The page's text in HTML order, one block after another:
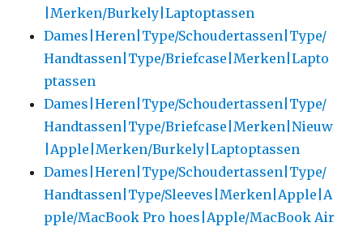
|Merken/Burkely|Laptoptassen
Dames|Heren|Type/Schoudertassen|Type/
Handtassen|Type/Briefcase|Merken|Lapto
ptassen
Dames|Heren|Type/Schoudertassen|Type/
Handtassen|Type/Briefcase|Merken|Nieuw
|Apple|Merken/Burkely|Laptoptassen
Dames|Heren|Type/Schoudertassen|Type/
Handtassen|Type/Sleeves|Merken|Apple|A
pple/MacBook Pro hoes|Apple/MacBook Air